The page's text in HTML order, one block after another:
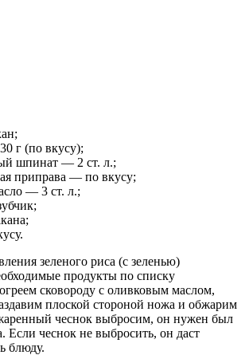
г (по вкусу);
шпинат — 2 ст. л.;
приправа — по вкусу;
— 3 ст. л.;
зеленого риса (с зеленью)
продукты по списку
сковороду с оливковым маслом,
плоской стороной ножа и обжарим
чеснок выбросим, он нужен был
Если чеснок не выбросить, он даст
блюду.